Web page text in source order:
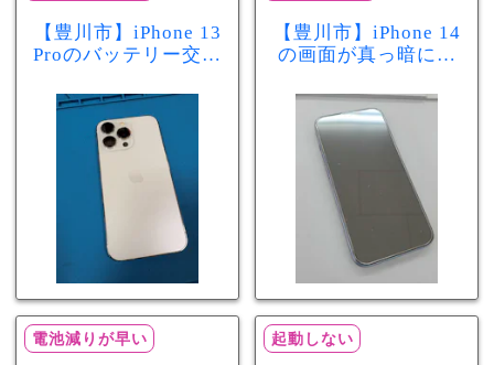
【豊川市】iPhone 13
Proのバッテリー交換
が早い症状も当日90
分で改善
【豊川市】iPhone 14
の画面が真っ暗に…
修理！データそのま
まで復旧しました
電池減りが早い 起動しない